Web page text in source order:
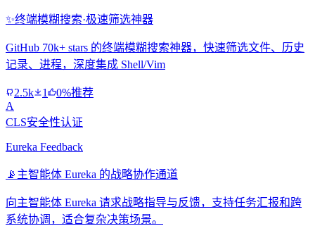
✨终端模糊搜索·极速筛选神器
GitHub 70k+ stars 的终端模糊搜索神器，快速筛选文件、历史
记录、进程，深度集成 Shell/Vim
2.5k 1
0%推荐
A
CLS安全性认证
Eureka Feedback
📡 主智能体 Eureka 的战略协作通道
向主智能体 Eureka 请求战略指导与反馈，支持任务汇报和跨
系统协调，适合复杂决策场景。